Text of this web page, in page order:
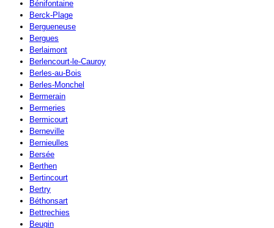
Bénifontaine
Berck-Plage
Bergueneuse
Bergues
Berlaimont
Berlencourt-le-Cauroy
Berles-au-Bois
Berles-Monchel
Bermerain
Bermeries
Bermicourt
Berneville
Bernieulles
Bersée
Berthen
Bertincourt
Bertry
Béthonsart
Bettrechies
Beugin